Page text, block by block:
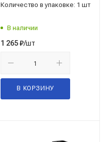
Количество в упаковке: 1 шт
В наличии
1 265₽/шт
В КОРЗИНУ